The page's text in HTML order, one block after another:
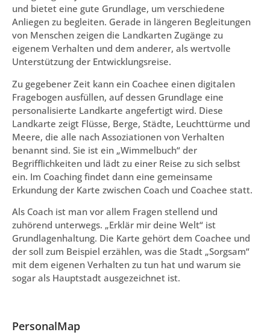
und bietet eine gute Grundlage, um verschiedene
Anliegen zu begleiten. Gerade in längeren Begleitungen
von Menschen zeigen die Landkarten Zugänge zu
eigenem Verhalten und dem anderer, als wertvolle
Unterstützung der Entwicklungsreise.
Zu gegebener Zeit kann ein Coachee einen digitalen
Fragebogen ausfüllen, auf dessen Grundlage eine
personalisierte Landkarte angefertigt wird. Diese
Landkarte zeigt Flüsse, Berge, Städte, Leuchttürme und
Meere, die alle nach Assoziationen von Verhalten
benannt sind. Sie ist ein „Wimmelbuch“ der
Begrifflichkeiten und lädt zu einer Reise zu sich selbst
ein. Im Coaching findet dann eine gemeinsame
Erkundung der Karte zwischen Coach und Coachee statt.
Als Coach ist man vor allem Fragen stellend und
zuhörend unterwegs. „Erklär mir deine Welt“ ist
Grundlagenhaltung. Die Karte gehört dem Coachee und
der soll zum Beispiel erzählen, was die Stadt „Sorgsam“
mit dem eigenen Verhalten zu tun hat und warum sie
sogar als Hauptstadt ausgezeichnet ist.
PersonalMap